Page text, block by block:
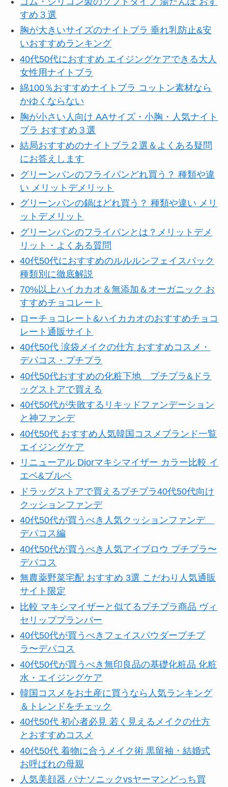
すめ３選
胸が大きいサイズのナイトブラ 垂れ乳防止&安
いおすすめランキング
40代50代におすすめ エイジングケアできる大人
女性用ナイトブラ
綿100％おすすめナイトブラ コットン素材なら
かゆくならない
胸が小さい人向け AAサイズ・小胸・人気ナイト
ブラ おすすめ３選
結局おすすめのナイトブラ２選＆よくある疑問
にお答えします
グリーンパンのフライパンどれ買う？ 種類や違
い メリットデメリット
グリーンパンの鍋はどれ買う？ 種類や違い メリ
ットデメリット
グリーンパンのフライパンとは？メリットデメ
リット・よくある質問
40代50代におすすめのルルルンフェイスパック
種類別に徹底解説
70%以上ハイカカオ＆無添加＆オーガニック お
すすめチョコレート
ローチョコレート&ハイカカオのおすすめチョコ
レート通販サイト
40代50代 涙袋メイクの仕方 おすすめコスメ・
デパコス・プチプラ
40代50代おすすめの化粧下地 プチプラ&ドラ
ッグストアで買える
40代50代が失敗するリキッドファンデーション
と神ファンデ
40代50代 おすすめ人気韓国コスメブランド一覧
エイジングケア
リニューアル Diorマキシマイザー カラー比較 イ
エベ&ブルベ
ドラッグストアで買えるプチプラ40代50代向け
クッションファンデ
40代50代が買うべき人気クッションファンデ
デパコス編
40代50代が買うべき人気アイブロウ プチプラ〜
デパコス
無農薬野菜宅配 おすすめ 3選 こだわり人気通販
サイト限定
比較 マキシマイザーと似てるプチプラ商品 ヴィ
セリッププランパー
40代50代が買うべきフェイスパウダープチプ
ラ〜デパコス
40代50代が買うべき無印良品の基礎化粧品 化粧
水・エイジングケア
韓国コスメをお土産に買うなら人気ランキング
＆トレンドをチェック
40代50代 初心者必見 若く見えるメイクの仕方
とおすすめコスメ
40代50代 着物に合うメイク術 黒留袖・結婚式
お呼ばれの母親
人気美顔器 パナソニックvsヤーマンどっち買